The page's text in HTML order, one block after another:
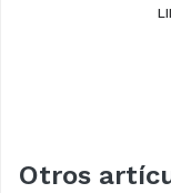
Otros